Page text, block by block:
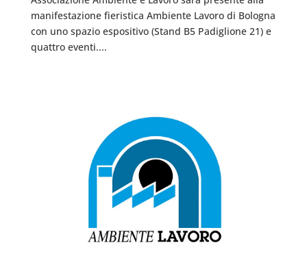
manifestazione fieristica Ambiente Lavoro di Bologna
con uno spazio espositivo (Stand B5 Padiglione 21) e
quattro eventi....